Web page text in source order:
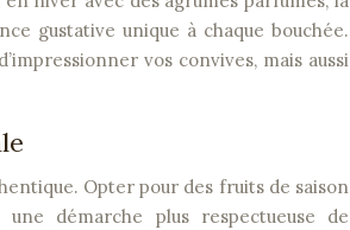
gustative unique à chaque bouchée.
vos convives, mais aussi
Opter pour des fruits de saison
démarche plus respectueuse de